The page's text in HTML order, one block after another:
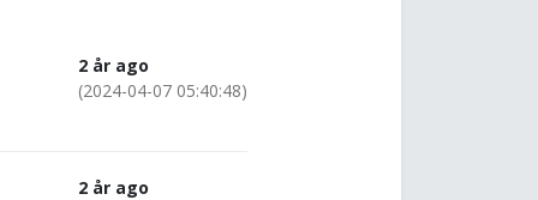
2 år ago
(2024-04-07 05:40:48)
2 år ago